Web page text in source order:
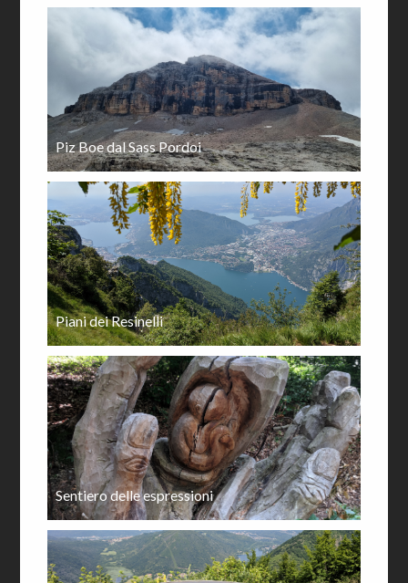
Piz Boe dal Sass Pordoi
Piani dei Resinelli
Sentiero delle espressioni